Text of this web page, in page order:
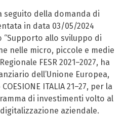
a seguito della domanda di
in data 03/05/2024
“Supporto allo sviluppo di
nelle micro, piccole e medie
FESR 2021–2027, ha
dell’Unione Europea,
ITALIA 21–27, per la
di investimenti volto al
aziendale.